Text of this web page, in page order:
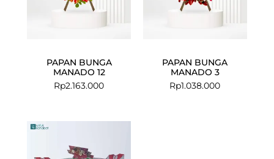
PAPAN BUNGA
MANADO 12
Rp2.163.000
PAPAN BUNGA
MANADO 3
Rp1.038.000